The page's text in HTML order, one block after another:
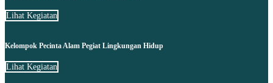
Lihat Kegiatan
Kelompok Pecinta Alam Pegiat Lingkungan Hidup
Lihat Kegiatan